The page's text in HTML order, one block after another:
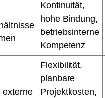
Kontinuität,
hohe Bindung,
betriebsinterne
Kompetenz
externe
Flexibilität,
planbare
Projektkosten,